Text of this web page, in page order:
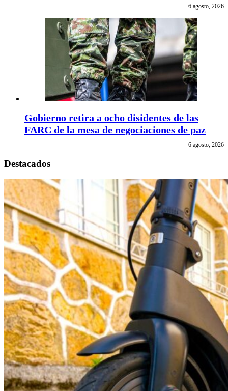
6 agosto, 2026
Gobierno retira a ocho disidentes de las
FARC de la mesa de negociaciones de paz
6 agosto, 2026
Destacados